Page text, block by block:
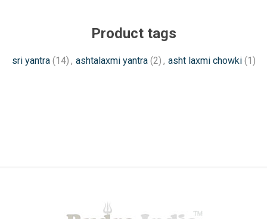
Product tags
sri yantra (14) , ashtalaxmi yantra (2) , asht laxmi chowki (1)